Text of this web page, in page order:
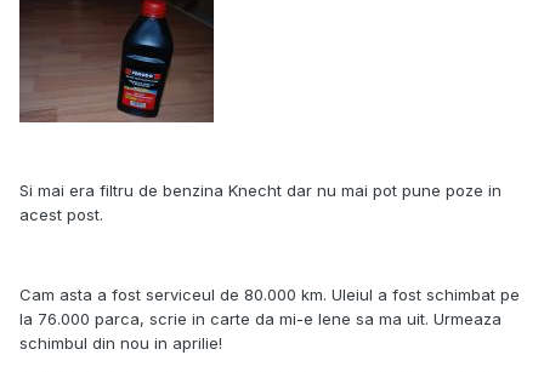
Si mai era filtru de benzina Knecht dar nu mai pot pune poze in
acest post.
Cam asta a fost serviceul de 80.000 km. Uleiul a fost schimbat pe
la 76.000 parca, scrie in carte da mi-e lene sa ma uit. Urmeaza
schimbul din nou in aprilie!